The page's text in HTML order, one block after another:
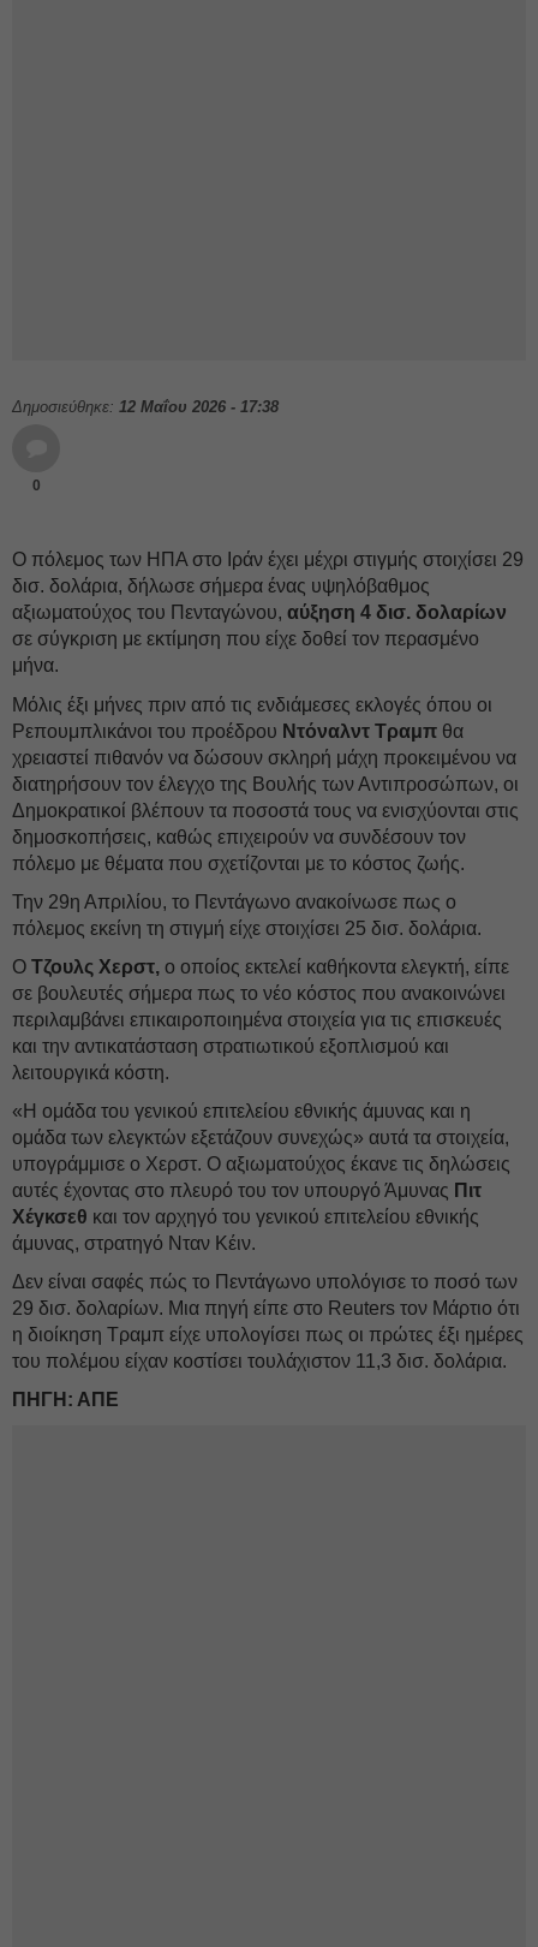
Δημοσιεύθηκε: 12 Μαΐου 2026 - 17:38
0
Ο πόλεμος των ΗΠΑ στο Ιράν έχει μέχρι στιγμής στοιχίσει 29
δισ. δολάρια, δήλωσε σήμερα ένας υψηλόβαθμος
αξιωματούχος του Πενταγώνου, αύξηση 4 δισ. δολαρίων
σε σύγκριση με εκτίμηση που είχε δοθεί τον περασμένο
μήνα.
Μόλις έξι μήνες πριν από τις ενδιάμεσες εκλογές όπου οι
Ρεπουμπλικάνοι του προέδρου Ντόναλντ Τραμπ θα
χρειαστεί πιθανόν να δώσουν σκληρή μάχη προκειμένου να
διατηρήσουν τον έλεγχο της Βουλής των Αντιπροσώπων, οι
Δημοκρατικοί βλέπουν τα ποσοστά τους να ενισχύονται στις
δημοσκοπήσεις, καθώς επιχειρούν να συνδέσουν τον
πόλεμο με θέματα που σχετίζονται με το κόστος ζωής.
Την 29η Απριλίου, το Πεντάγωνο ανακοίνωσε πως ο
πόλεμος εκείνη τη στιγμή είχε στοιχίσει 25 δισ. δολάρια.
Ο Τζουλς Χερστ, ο οποίος εκτελεί καθήκοντα ελεγκτή, είπε
σε βουλευτές σήμερα πως το νέο κόστος που ανακοινώνει
περιλαμβάνει επικαιροποιημένα στοιχεία για τις επισκευές
και την αντικατάσταση στρατιωτικού εξοπλισμού και
λειτουργικά κόστη.
«Η ομάδα του γενικού επιτελείου εθνικής άμυνας και η
ομάδα των ελεγκτών εξετάζουν συνεχώς» αυτά τα στοιχεία,
υπογράμμισε ο Χερστ. Ο αξιωματούχος έκανε τις δηλώσεις
αυτές έχοντας στο πλευρό του τον υπουργό Άμυνας Πιτ
Χέγκσεθ και τον αρχηγό του γενικού επιτελείου εθνικής
άμυνας, στρατηγό Νταν Κέιν.
Δεν είναι σαφές πώς το Πεντάγωνο υπολόγισε το ποσό των
29 δισ. δολαρίων. Μια πηγή είπε στο Reuters τον Μάρτιο ότι
η διοίκηση Τραμπ είχε υπολογίσει πως οι πρώτες έξι ημέρες
του πολέμου είχαν κοστίσει τουλάχιστον 11,3 δισ. δολάρια.
ΠΗΓΗ: ΑΠΕ